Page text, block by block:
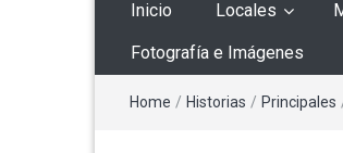
Inicio Locales
Fotografía e Imágenes
Home / Historias / Principales